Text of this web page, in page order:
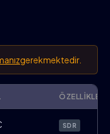
gerekmektedir.
ÖZELLIKLER
SDR